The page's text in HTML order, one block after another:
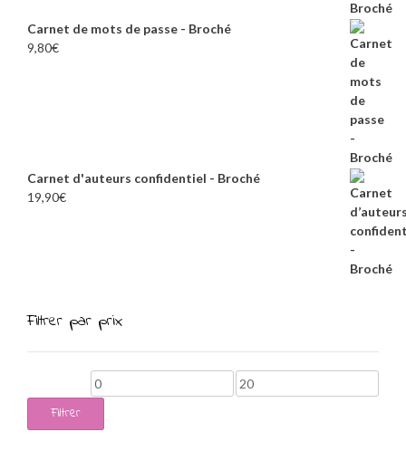
Carnet de mots de passe - Broché
9,80€
Carnet d'auteurs confidentiel - Broché
19,90€
Filtrer par prix
Prix
Prix
Filtrer